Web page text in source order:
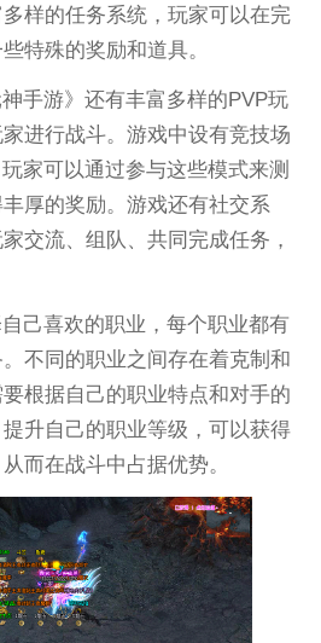
样的任务系统，玩家可以在完
特殊的奖励和道具。
神手游》还有丰富多样的PVP玩
进行战斗。游戏中设有竞技场
家可以通过参与这些模式来测
厚的奖励。游戏还有社交系
交流、组队、共同完成任务，
己喜欢的职业，每个职业都有
不同的职业之间存在着克制和
根据自己的职业特点和对手的
升自己的职业等级，可以获得
而在战斗中占据优势。